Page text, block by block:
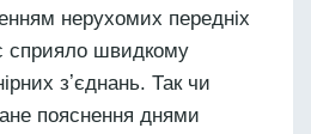
нерухомих передніх
сприяло швидкому
зʼєднань. Так чи
пояснення днями